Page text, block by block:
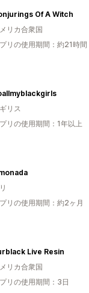
Of A Witch
リカ合衆国
リの使用期間：約21時間
リス
リの使用期間：1年以上
リの使用期間：約2ヶ月
Live Resin
リカ合衆国
リの使用期間：3日